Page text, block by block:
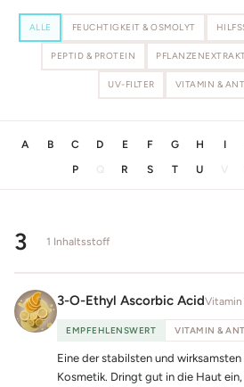
ALLE FEUCHTIGKEIT & OSMOLYT
PEPTID & PROTEIN
UV-FILTER VITAMIN &
A B C D E F G H I
P
Q R S T U V
3 1 Inhaltsstoff
3-O-Ethyl Ascorbic Acid
EMPFEHLENSWERT VITAMIN &
Eine der stabilsten und
Kosmetik. Dringt gut in die Haut